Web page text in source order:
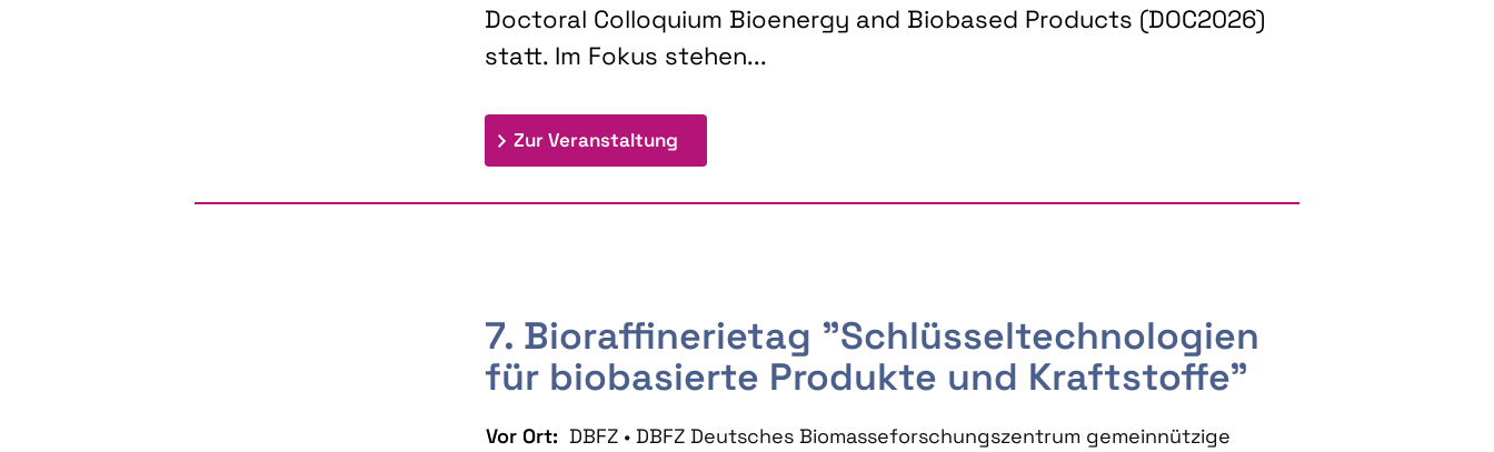
Doctoral Colloquium Bioenergy and Biobased Products (DOC2026)
statt. Im Fokus stehen...
Zur Veranstaltung: 9th Doctoral Colloquium BIOENERGY AND BIOBASED PRODUCTS
7. Bioraffinerietag "Schlüsseltechnologien
für biobasierte Produkte und Kraftstoffe"
Vor Ort: DBFZ • DBFZ Deutsches Biomasseforschungszentrum gemeinnützige